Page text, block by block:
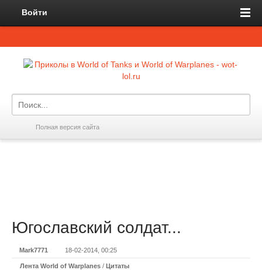
Войти
Полная версия сайта
Югославский солдат...
Mark7771 18-02-2014, 00:25
Лента World of Warplanes / Цитаты